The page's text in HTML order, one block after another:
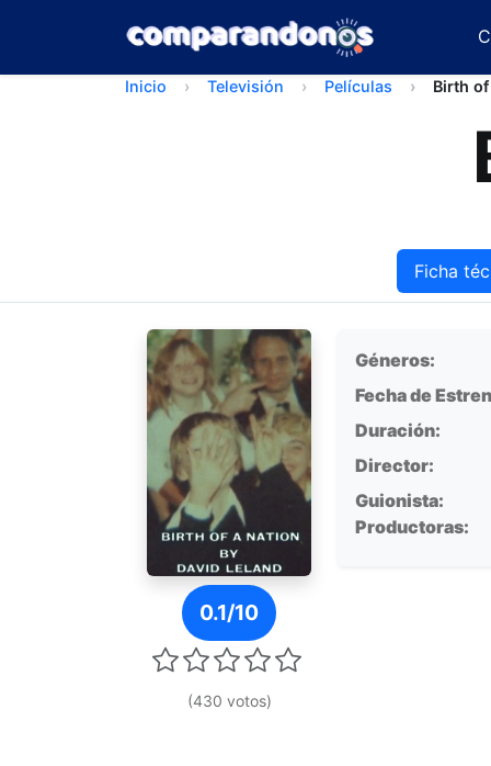
Inicio Televisión Películas Birth
Ficha
Ficha técnica
Póster de Birth of a Nation
0.1/10
(430 votos)
Géneros:
Fecha de
Duración:
Director:
Guionista:
Productoras: